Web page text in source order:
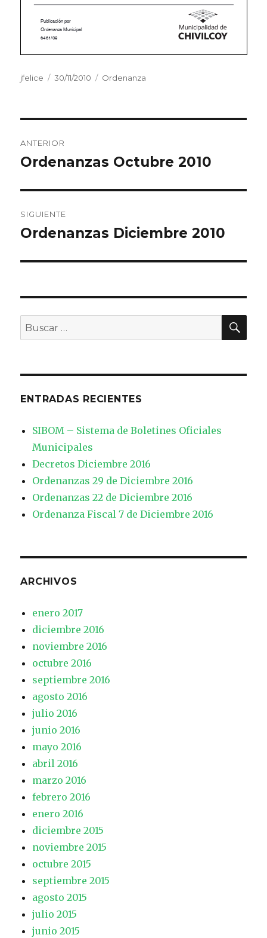
Autor
jfelice
Publicado
30/11/2010 Categorías
Ordenanza
de
ANTERIOR
Entrada
Ordenanzas Octubre 2010
SIGUIENTE
Entrada
Ordenanzas Diciembre 2010
Buscar
por:
ENTRADAS RECIENTES
SIBOM – Sistema de Boletines Oficiales
Municipales
Decretos Diciembre 2016
Ordenanzas 29 de Diciembre 2016
Ordenanzas 22 de Diciembre 2016
Ordenanza Fiscal 7 de Diciembre 2016
ARCHIVOS
enero 2017
diciembre 2016
noviembre 2016
octubre 2016
septiembre 2016
agosto 2016
julio 2016
junio 2016
mayo 2016
abril 2016
marzo 2016
febrero 2016
enero 2016
diciembre 2015
noviembre 2015
octubre 2015
septiembre 2015
agosto 2015
julio 2015
junio 2015